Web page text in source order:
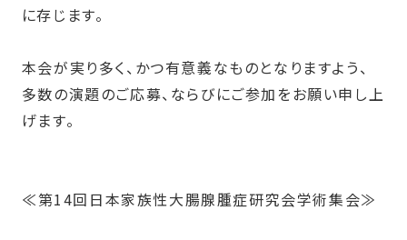
に存じます。
本会が実り多く、かつ有意義なものとなりますよう、
多数の演題のご応募、ならびにご参加をお願い申し上
げます。
≪第14回日本家族性大腸腺腫症研究会学術集会≫